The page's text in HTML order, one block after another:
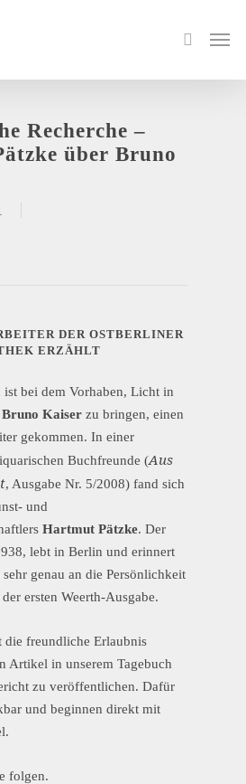
Recherche –
über Bruno
DER OSTBERLINER
ERZÄHLT
ist bei dem Vorhaben, Licht in
Bruno Kaiser zu bringen, einen
gekommen. In einer
Buchfreunde (Aus
, Ausgabe Nr. 5/2008) fand sich
und
Hartmut Pätzke. Der
lebt in Berlin und erinnert
genau an die Persönlichkeit
ersten Weerth-Ausgabe.
die freundliche Erlaubnis
Artikel in unserem Tagebuch
zu veröffentlichen. Dafür
und beginnen direkt mit
folgen.